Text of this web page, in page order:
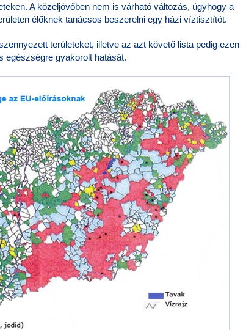
A közeljövőben nem is várható változás, úgyhogy a
élőknek tanácsos beszerelni egy házi víztisztítót.
területeket, illetve az azt követő lista pedig ezen
egészségre gyakorolt hatását.